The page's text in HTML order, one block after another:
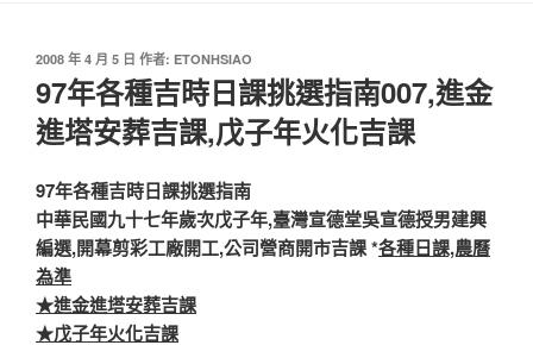
發
於
2008 年 4 月 5 日 作者: ETONHSIAO
97年各種吉時日課挑選指南007,進金
進塔安葬吉課,戊子年火化吉課
97年各種吉時日課挑選指南
中華民國九十七年歲次戊子年,臺灣宣德堂吳宣德授男建興
編選,開幕剪彩工廠開工,公司營商開市吉課 *各種日課,農曆
為準
★進金進塔安葬吉課
★戊子年火化吉課